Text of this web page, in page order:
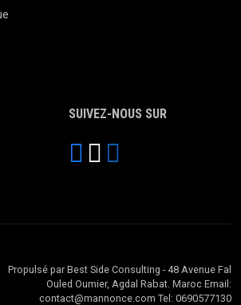
SUIVEZ-NOUS SUR
Propulsé par Best Side Consulting - 48 Avenue Fal
Ouled Oumier, Agdal Rabat. Maroc Email:
contact@mannonce.com Tel: 0690577130